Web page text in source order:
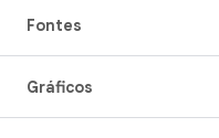
Fontes
Gráficos